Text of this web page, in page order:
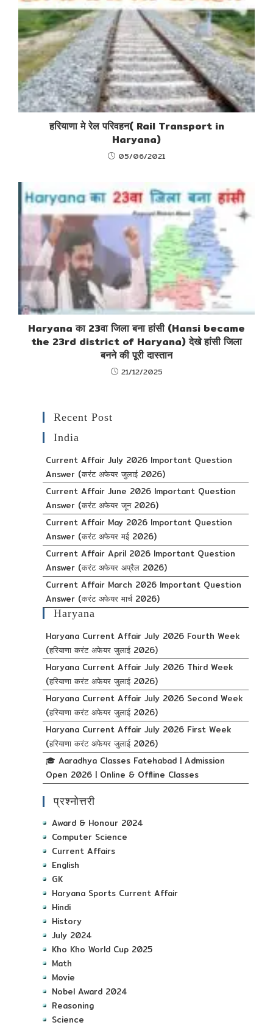
हरियाणा मे रेल परिवहन( Rail Transport in
Haryana)
05/06/2021
Haryana का 23वा जिला बना हांसी (Hansi became
the 23rd district of Haryana) देखे हांसी जिला
बनने की पूरी दास्तान
21/12/2025
Recent Post
India
Current Affair July 2026 Important Question
Answer (करंट अफेयर जुलाई 2026)
Current Affair June 2026 Important Question
Answer (करंट अफेयर जून 2026)
Current Affair May 2026 Important Question
Answer (करंट अफेयर मई 2026)
Current Affair April 2026 Important Question
Answer (करंट अफेयर अप्रैल 2026)
Current Affair March 2026 Important Question
Answer (करंट अफेयर मार्च 2026)
Haryana
Haryana Current Affair July 2026 Fourth Week
(हरियाणा करंट अफेयर जुलाई 2026)
Haryana Current Affair July 2026 Third Week
(हरियाणा करंट अफेयर जुलाई 2026)
Haryana Current Affair July 2026 Second Week
(हरियाणा करंट अफेयर जुलाई 2026)
Haryana Current Affair July 2026 First Week
(हरियाणा करंट अफेयर जुलाई 2026)
🎓 Aaradhya Classes Fatehabad | Admission
Open 2026 | Online & Offline Classes
प्रश्नोत्तरी
Award & Honour 2024
Computer Science
Current Affairs
English
GK
Haryana Sports Current Affair
Hindi
History
July 2024
Kho Kho World Cup 2025
Math
Movie
Nobel Award 2024
Reasoning
Science